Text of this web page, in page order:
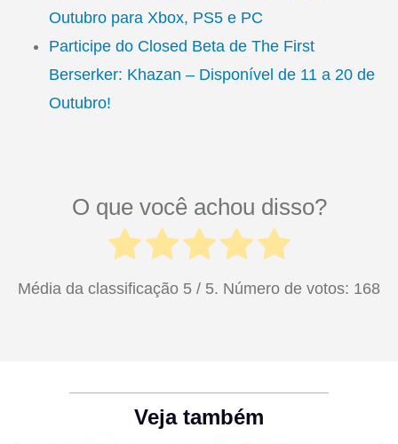
Outubro para Xbox, PS5 e PC
Participe do Closed Beta de The First
Berserker: Khazan – Disponível de 11 a 20 de
Outubro!
O que você achou disso?
Média da classificação 5 / 5. Número de votos: 168
Veja também